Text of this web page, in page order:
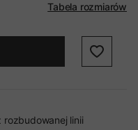
Tabela rozmiarów
rozbudowanej linii